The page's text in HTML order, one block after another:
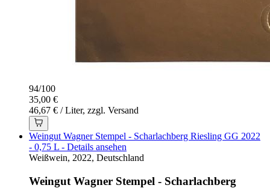
94/100
35,00 €
46,67 € / Liter, zzgl. Versand
Weingut Wagner Stempel - Scharlachberg Riesling GG 2022
- 0,75 L - Details ansehen
Weißwein, 2022, Deutschland
Weingut Wagner Stempel - Scharlachberg